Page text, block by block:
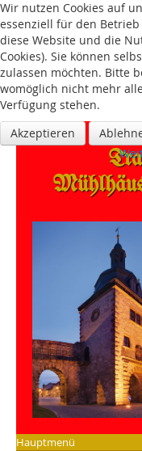
Hauptmenü
Wir nutzen Cookies auf
essenziell für den
diese Website und die
Cookies). Sie können
zulassen möchten. Bitte
womöglich nicht mehr
Verfügung stehen.
Akzeptieren